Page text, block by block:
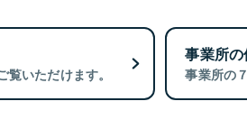
いただけます。
事業所
事業所の